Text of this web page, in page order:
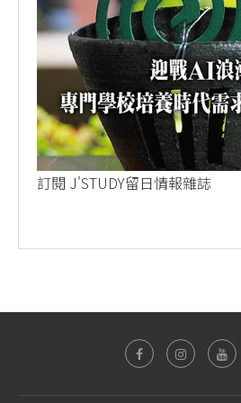
訂閱 J'STUDY留日情報雜誌